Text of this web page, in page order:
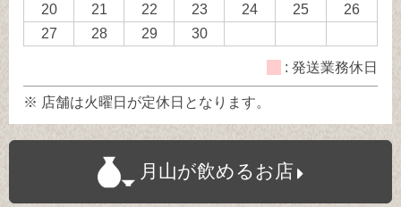
20
21 22 23 24 25
26
27
28 29 30
: 発送業務休日
※ 店舗は火曜日が定休日となります。
月山が飲めるお店